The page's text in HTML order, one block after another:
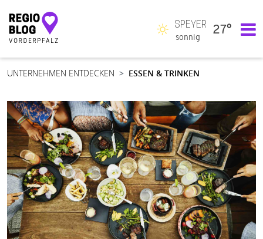
Hauptnavigation
SPEYER
sonnig
27°
UNTERNEHMEN ENTDECKEN ESSEN & TRINKEN